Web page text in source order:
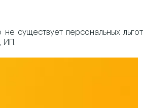
существует персональных льгот